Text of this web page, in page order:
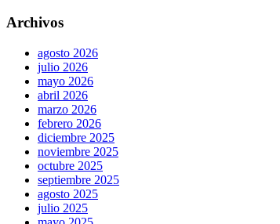
Archivos
agosto 2026
julio 2026
mayo 2026
abril 2026
marzo 2026
febrero 2026
diciembre 2025
noviembre 2025
octubre 2025
septiembre 2025
agosto 2025
julio 2025